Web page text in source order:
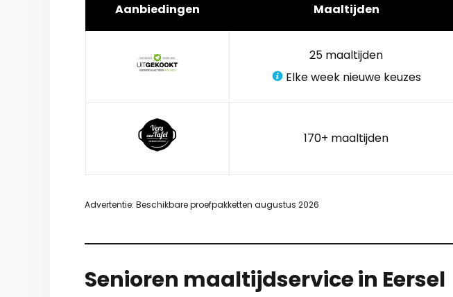
Aanbiedingen Maaltijden
25 maaltijden
Elke week nieuwe keuzes
170+ maaltijden
Advertentie: Beschikbare proefpakketten augustus 2026
Senioren maaltijdservice in Eersel